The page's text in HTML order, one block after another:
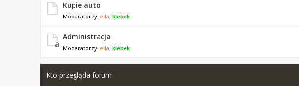
Kupie auto
Moderatorzy: ella, klebek
Administracja
Moderatorzy: ella, klebek
Kto przegląda forum